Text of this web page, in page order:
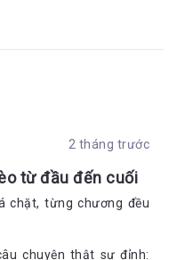
2 tháng trước
từ đầu đến cuối
chặt, từng chương đều
chuyện thật sự đỉnh: